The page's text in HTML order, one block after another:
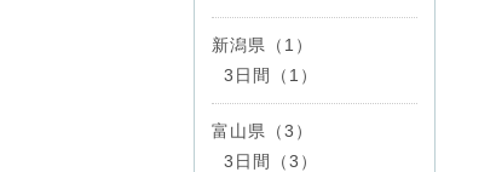
新潟県（1）
3日間（1）
富山県（3）
3日間（3）